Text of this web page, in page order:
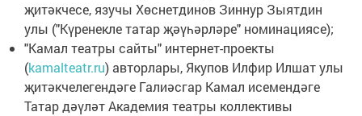
җитәкчесе, язучы Хөснетдинов Зиннур Зыятдин
улы ("Күренекле татар җәүһәрләре" номинациясе);
"Камал театры сайты" интернет-проекты
(kamalteatr.ru) авторлары, Якупов Илфир Илшат улы
җитәкчелегендәге Галиәсгар Камал исемендәге
Татар дәүләт Академия театры коллективы